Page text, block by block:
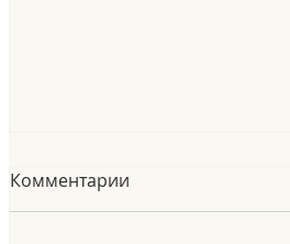
Комментарии